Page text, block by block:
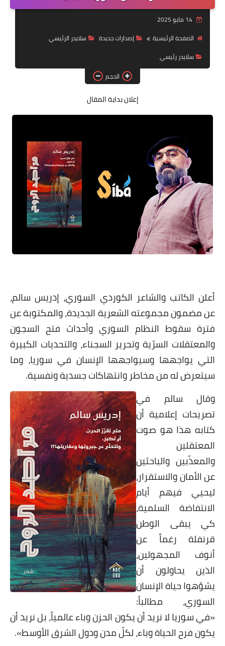
قراءات
مقالات
حوارات
ذاكرة كوباني
مواهب جديدة
على مقام سبا
أعداد جريدة سبا
14 مايو 2025
الصفحة الرئيسية
إصدارات جديدة
سلايدر الرئيسي
سلايدر رئيسي
الحجم
إعلان بداية المقال
أعلن الكاتب والشاعر الكوردي السوري، إدريس سالم،
عن مضمون مجموعته الشعرية الجديدة، والمكتوبة عن
فترة سقوط النظام السوري وأحداث فتح السجون
والمعتقلات السرّية وتحرير السجناء، والتحديات الكبيرة
التي يواجهها وسيواجهها الإنسان في سوريا، وما
سيتعرض له من مخاطر وانتهاكات جسدية ونفسية.
وقال سالم في
تصريحات إعلامية أن
كتابه هذا هو صوت
المعتقلين
والمعذّبين والباحثين
عن الأمان والاستقرار،
ليحيي فيهم أيام
الانتفاضة السلمية،
كي يبقى الوطن
قرنفلة رغماً عن
أنوف المجهولين،
الذين يحاولون أن
يشوّهوا حياة الإنسان
السوري، مطالباً:
«في سوريا لا نريد أن يكون الحزن وباء عالمياً، بل نريد أن
يكون فرح الحياة وباء، لكلّ مدن ودول الشرق الأوسط».